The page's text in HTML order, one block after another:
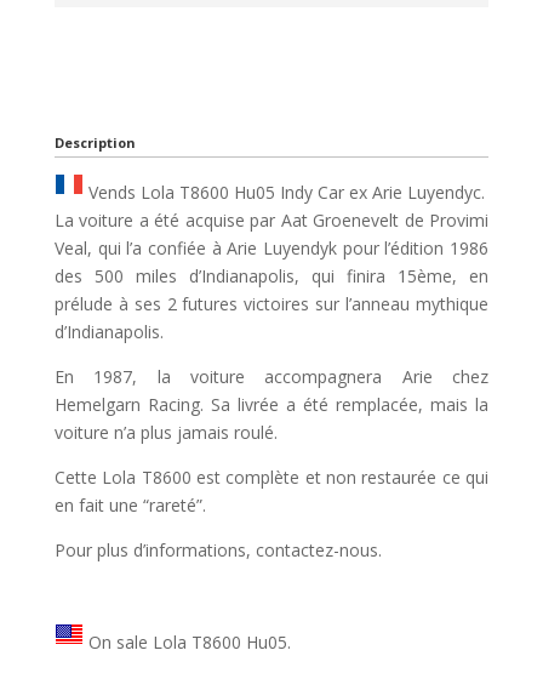
Description
Vends Lola T8600 Hu05 Indy Car ex Arie Luyendyc.
La voiture a été acquise par Aat Groenevelt de Provimi
Veal, qui l’a confiée à Arie Luyendyk pour l’édition 1986
des 500 miles d’Indianapolis, qui finira 15ème, en
prélude à ses 2 futures victoires sur l’anneau mythique
d’Indianapolis.
En 1987, la voiture accompagnera Arie chez
Hemelgarn Racing. Sa livrée a été remplacée, mais la
voiture n’a plus jamais roulé.
Cette Lola T8600 est complète et non restaurée ce qui
en fait une “rareté”.
Pour plus d’informations, contactez-nous.
On sale Lola T8600 Hu05.